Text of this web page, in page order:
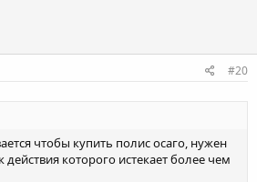
#20
чтобы купить полис осаго, нужен
действия которого истекает более чем